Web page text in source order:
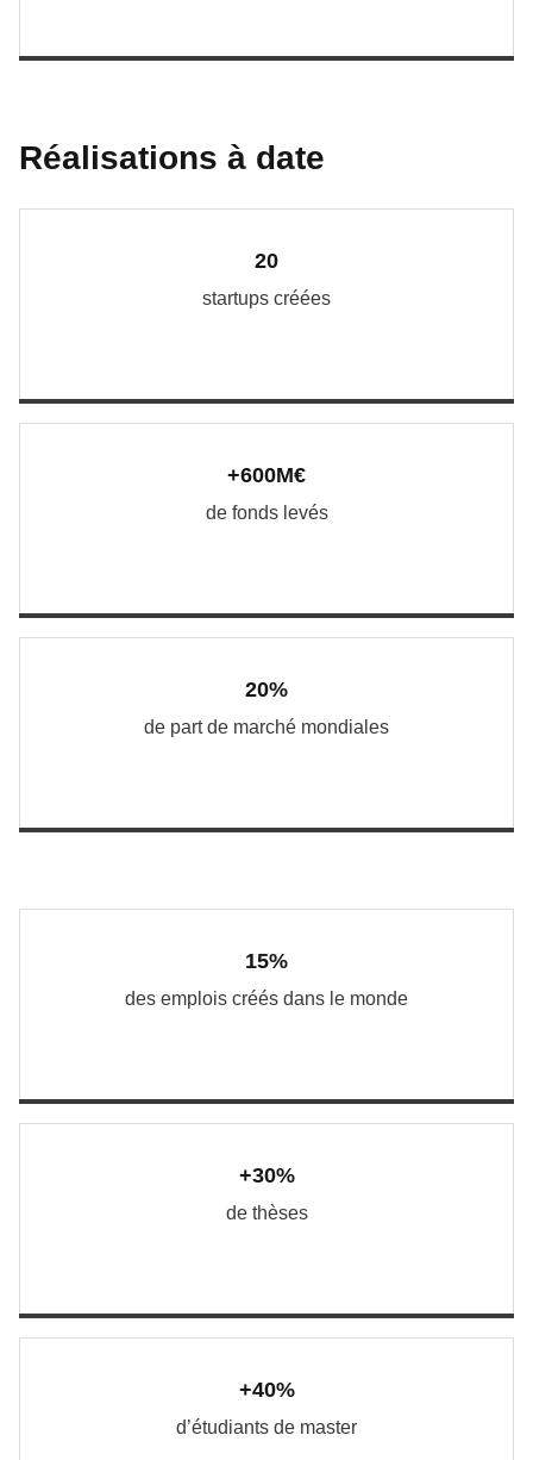
Réalisations à date
20
startups créées
+600M€
de fonds levés
20%
de part de marché mondiales
15%
des emplois créés dans le monde
+30%
de thèses
+40%
d’étudiants de master